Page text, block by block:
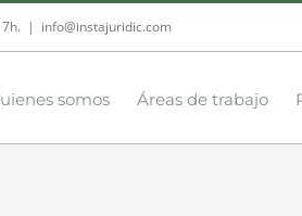
| info@instajuridic.com
somos Áreas de trabajo